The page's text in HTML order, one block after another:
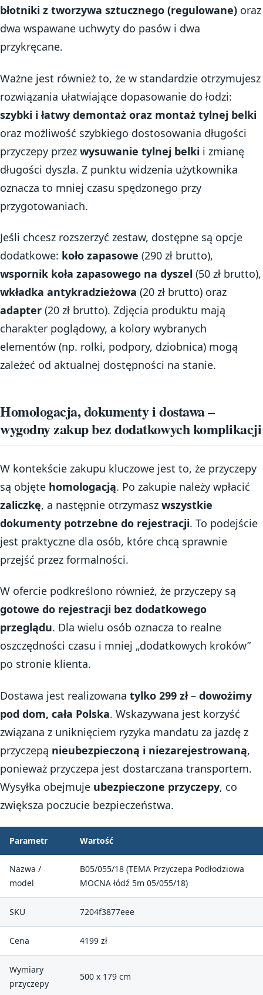
błotniki z tworzywa sztucznego (regulowane) oraz
dwa wspawane uchwyty do pasów i dwa
przykręcane.
Ważne jest również to, że w standardzie otrzymujesz
rozwiązania ułatwiające dopasowanie do łodzi:
szybki i łatwy demontaż oraz montaż tylnej belki
oraz możliwość szybkiego dostosowania długości
przyczepy przez wysuwanie tylnej belki i zmianę
długości dyszla. Z punktu widzenia użytkownika
oznacza to mniej czasu spędzonego przy
przygotowaniach.
Jeśli chcesz rozszerzyć zestaw, dostępne są opcje
dodatkowe: koło zapasowe (290 zł brutto),
wspornik koła zapasowego na dyszel (50 zł brutto),
wkładka antykradzieżowa (20 zł brutto) oraz
adapter (20 zł brutto). Zdjęcia produktu mają
charakter poglądowy, a kolory wybranych
elementów (np. rolki, podpory, dziobnica) mogą
zależeć od aktualnej dostępności na stanie.
Homologacja, dokumenty i dostawa –
wygodny zakup bez dodatkowych komplikacji
W kontekście zakupu kluczowe jest to, że przyczepy
są objęte homologacją. Po zakupie należy wpłacić
zaliczkę, a następnie otrzymasz wszystkie
dokumenty potrzebne do rejestracji. To podejście
jest praktyczne dla osób, które chcą sprawnie
przejść przez formalności.
W ofercie podkreślono również, że przyczepy są
gotowe do rejestracji bez dodatkowego
przeglądu. Dla wielu osób oznacza to realne
oszczędności czasu i mniej „dodatkowych kroków”
po stronie klienta.
Dostawa jest realizowana tylko 299 zł– dowożimy
pod dom, cała Polska. Wskazywana jest korzyść
związana z uniknięciem ryzyka mandatu za jazdę z
przyczepą nieubezpieczoną i niezarejestrowaną,
ponieważ przyczepa jest dostarczana transportem.
Wysyłka obejmuje ubezpieczone przyczepy, co
zwiększa poczucie bezpieczeństwa.
Parametr Wartość
Nazwa /
model
B05/055/18 (TEMA Przyczepa Podłodziowa
MOCNA łódź 5m 05/055/18)
SKU 7204f3877eee
Cena 4199 zł
Wymiary
przyczepy
500 x 179 cm